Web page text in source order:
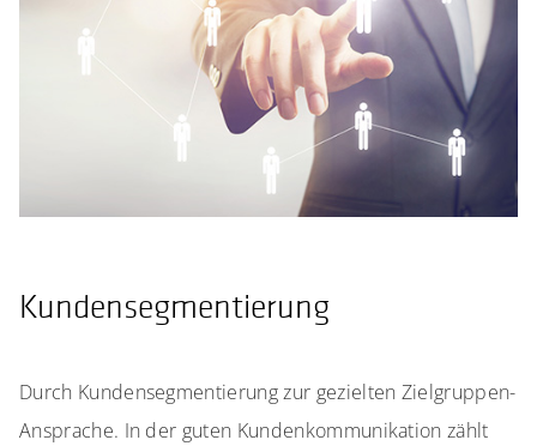
Kundensegmentierung
Durch Kundensegmentierung zur gezielten Zielgruppen-
Ansprache. In der guten Kundenkommunikation zählt